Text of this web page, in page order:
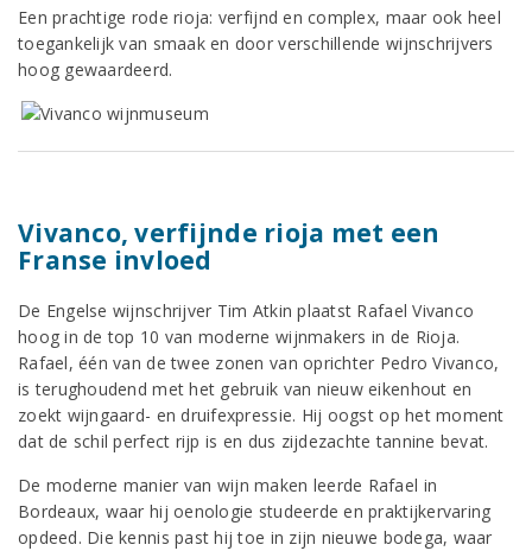
Een prachtige rode rioja: verfijnd en complex, maar ook heel
toegankelijk van smaak en door verschillende wijnschrijvers
hoog gewaardeerd.
Vivanco, verfijnde rioja met een
Franse invloed
De Engelse wijnschrijver Tim Atkin plaatst Rafael Vivanco
hoog in de top 10 van moderne wijnmakers in de Rioja.
Rafael, één van de twee zonen van oprichter Pedro Vivanco,
is terughoudend met het gebruik van nieuw eikenhout en
zoekt wijngaard- en druifexpressie. Hij oogst op het moment
dat de schil perfect rijp is en dus zijdezachte tannine bevat.
De moderne manier van wijn maken leerde Rafael in
Bordeaux, waar hij oenologie studeerde en praktijkervaring
opdeed. Die kennis past hij toe in zijn nieuwe bodega, waar